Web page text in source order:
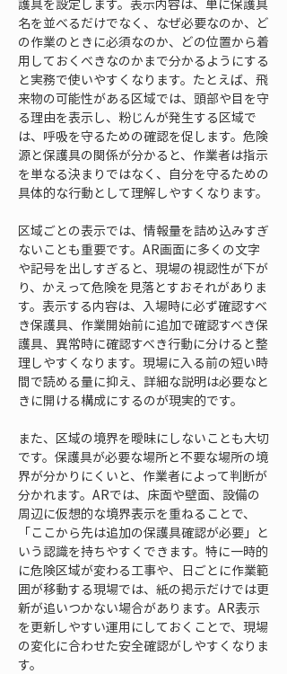
護具を設定します。表示内容は、単に保護具
名を並べるだけでなく、なぜ必要なのか、ど
の作業のときに必須なのか、どの位置から着
用しておくべきなのかまで分かるようにする
と実務で使いやすくなります。たとえば、飛
来物の可能性がある区域では、頭部や目を守
る理由を表示し、粉じんが発生する区域で
は、呼吸を守るための確認を促します。危険
源と保護具の関係が分かると、作業者は指示
を単なる決まりではなく、自分を守るための
具体的な行動として理解しやすくなります。
区域ごとの表示では、情報量を詰め込みすぎ
ないことも重要です。AR画面に多くの文字
や記号を出しすぎると、現場の視認性が下が
り、かえって危険を見落とすおそれがありま
す。表示する内容は、入場時に必ず確認すべ
き保護具、作業開始前に追加で確認すべき保
護具、異常時に確認すべき行動に分けると整
理しやすくなります。現場に入る前の短い時
間で読める量に抑え、詳細な説明は必要なと
きに開ける構成にするのが現実的です。
また、区域の境界を曖昧にしないことも大切
です。保護具が必要な場所と不要な場所の境
界が分かりにくいと、作業者によって判断が
分かれます。ARでは、床面や壁面、設備の
周辺に仮想的な境界表示を重ねることで、
「ここから先は追加の保護具確認が必要」と
いう認識を持ちやすくできます。特に一時的
に危険区域が変わる工事や、日ごとに作業範
囲が移動する現場では、紙の掲示だけでは更
新が追いつかない場合があります。AR表示
を更新しやすい運用にしておくことで、現場
の変化に合わせた安全確認がしやすくなりま
す。